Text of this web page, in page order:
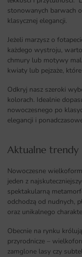
stonowanych barwach
klasycznej elegancji.
Jeżeli marzysz o
każdego wystroju,
chmury lub motywy
kwiaty lub pejzaże,
Odkryj nasz szeroki
kolorach. Idealnie
nowoczesnego po
elegancji i
Aktualne trendy​
Nowoczesne
jeden z
spektakularną
odchodzą od nudnych,
oraz unikalnego
Obecnie na rynku
przyrodnicze –
zamglone lasy czy